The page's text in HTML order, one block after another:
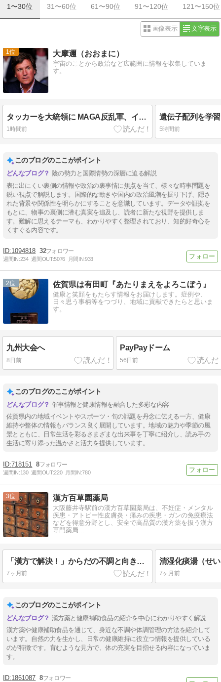
1〜30位 31〜60位 61〜90位 91〜120位 121〜150位
画像表示 文字表示
1 大摩邇（おおまに）
宇宙のことから政治など広範囲に情報を収集していま
す。
タッカーを大統領に MAGA反乱軍、イスラエルからの独立を宣言
1時間前 5時間前
このブログのここがポイント
陰の勢力と国際情勢の深層に迫る解説
表に出にくい裏側の情報や政治の裏事情に焦点を当て、様々な時事問題を
鋭い視点で解説します。国際的な動きや国内の政治風潮を掘り下げ、隠さ
れた背景や関係性を明らかにすることを意識しています。データや証拠を
もとに、物事の裏側に潜む真実を追及し、読者に新たな視野を提供しま
す。難解に思えるテーマも、わかりやすく整理されており、知的好奇心を
くすぐる内容です。
1094818 32
週間IN:234 週間OUT:5076 月間IN:933
2 佐賀県は有田町『あたりまえをよろこぼう』
健康と笑顔をもたらす情報をお届けします。症例や、
日々思う事柄等をつづり、地域に貢献できたらと思いま
す。
九州大会へ
8日前
PayPayドーム
56日前
このブログのここがポイント
催事情報と健康情報を融合した多彩な内容
佐賀県内の地域イベントやスポーツ・旬の話題を丹念に伝える一方、健康
維持や整体の情報もバランス良く展開しています。地域の魅力や季節の風
景とともに、日常生活を彩るさまざまな出来事を丁寧に紹介し、読み手の
生活に寄り添った温かさと活力を提供しています。
718151 8
週間IN:130 週間OUT:220 月間IN:780
3 漢方百草園薬局
大阪藤井寺駅前の漢方百草園薬局は、不妊症・メンタル
疾患・アトピー性皮膚炎・痛みの疾患・ガンの免疫療法
などを得意分野とし、安全で高品質の漢方薬を扱う漢方
専門薬局…
「漢方で解決！」からだの不調と向き合う自然の力
7ヶ月前
清湿化痰湯（せ
7ヶ月前
このブログのここがポイント
漢方薬と健康補助食品の紹介を中心にわかりやすく解説
漢方薬や健康補助食品を通じて、身近な不調や体調管理の方法を紹介して
います。自然の力を生かし、日常の健康維持に役立つ情報を提供している
のが特徴です。育むような見方で、体の充実を目指せる内容になっていま
す。
1861087 8